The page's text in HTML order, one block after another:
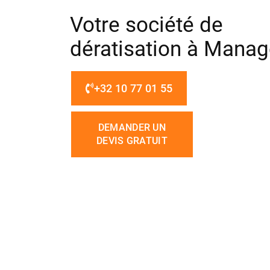
Votre société de
dératisation à
+32 10 77 01 55
DEMANDER UN
DEVIS GRATUIT